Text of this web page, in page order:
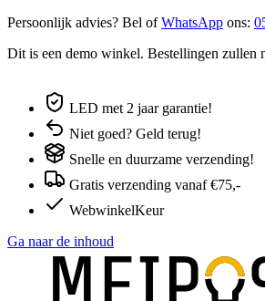
Persoonlijk advies? Bel ofWhatsApp ons:
Dit is een demo winkel. Bestellingen zullen
LED met 2 jaar garantie!
Niet goed? Geld terug!
Snelle en duurzame verzending!
Gratis verzending vanaf €75,-
WebwinkelKeur
Ga naar de inhoud